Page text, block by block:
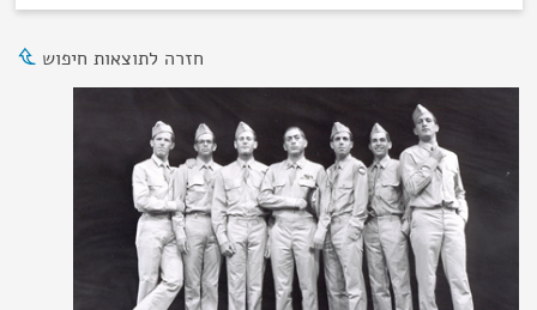
חזרה לתוצאות חיפוש